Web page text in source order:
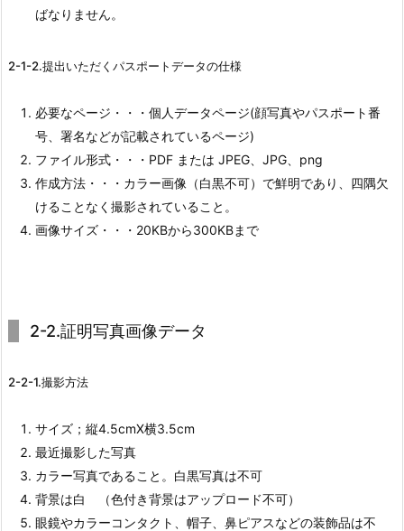
ばなりません。
2-1-2.提出いただくパスポートデータの仕様
必要なページ・・・個人データページ(顔写真やパスポート番
号、署名などが記載されているページ)
ファイル形式・・・PDF または JPEG、JPG、png
作成方法・・・カラー画像（白黒不可）で鮮明であり、四隅欠
けることなく撮影されていること。
画像サイズ・・・20KBから300KBまで
2-2.証明写真画像データ
2-2-1.撮影方法
サイズ；縦4.5cmX横3.5cm
最近撮影した写真
カラー写真であること。白黒写真は不可
背景は白 （色付き背景はアップロード不可）
眼鏡やカラーコンタクト、帽子、鼻ピアスなどの装飾品は不